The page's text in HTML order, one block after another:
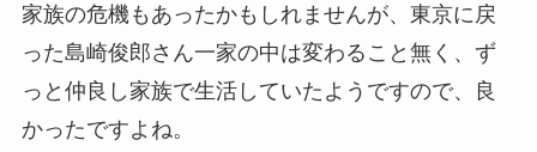
家族の危機もあったかもしれませんが、東京に戻
った島崎俊郎さん一家の中は変わること無く、ず
っと仲良し家族で生活していたようですので、良
かったですよね。